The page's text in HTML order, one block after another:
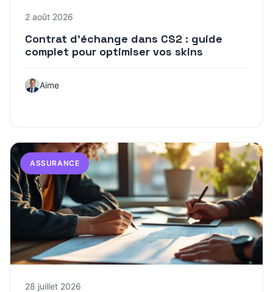
2 août 2026
Contrat d’échange dans CS2 : guide
complet pour optimiser vos skins
Aime
ASSURANCE
28 juillet 2026